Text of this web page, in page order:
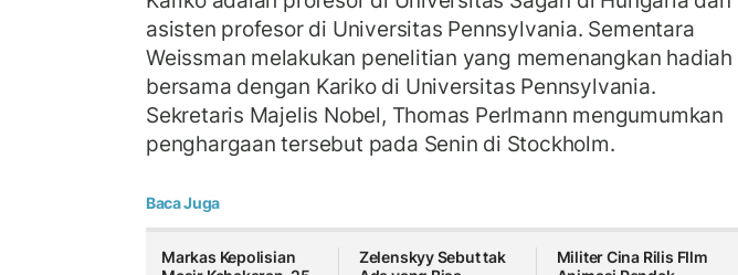
asisten profesor di Universitas Pennsylvania. Sementara
Weissman melakukan penelitian yang memenangkan hadiah
bersama dengan Kariko di Universitas Pennsylvania.
Sekretaris Majelis Nobel, Thomas Perlmann mengumumkan
penghargaan tersebut pada Senin di Stockholm.
Baca Juga
Markas Kepolisian
Zelenskyy Sebut tak
Militer Cina Rilis FIlm